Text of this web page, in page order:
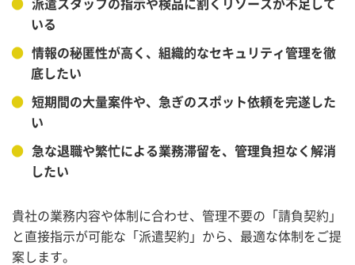
●
派遣スタッフの指示や検品に割くリソースが不足して
いる
●
情報の秘匿性が高く、組織的なセキュリティ管理を徹
底したい
●
短期間の大量案件や、急ぎのスポット依頼を完遂した
い
●
急な退職や繁忙による業務滞留を、管理負担なく解消
したい
貴社の業務内容や体制に合わせ、管理不要の「請負契約」
と直接指示が可能な「派遣契約」から、最適な体制をご提
案します。